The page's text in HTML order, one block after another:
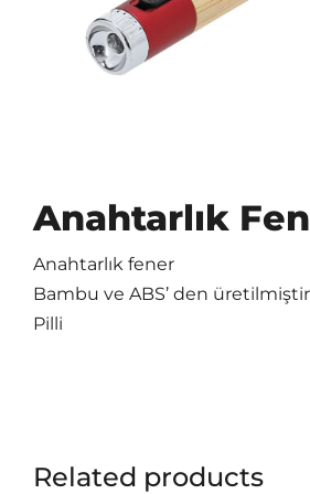
Anahtarlık
Anahtarlık fener
Bambu ve ABS’ den üretilmiştir
Pilli
Related products